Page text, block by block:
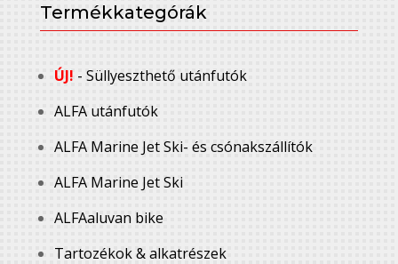
Termékkategórák
ÚJ! - Süllyeszthető utánfutók
ALFA utánfutók
ALFA Marine Jet Ski- és csónakszállítók
ALFA Marine Jet Ski
ALFAaluvan bike
Tartozékok & alkatrészek